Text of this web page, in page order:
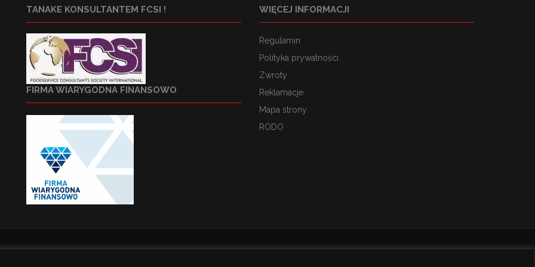
TANAKE KONSULTANTEM FCSI !
FIRMA WIARYGODNA FINANSOWO
WIĘCEJ INFORMACJI
Regulamin
Polityka prywatności
Zwroty
Reklamacje
Mapa strony
RODO